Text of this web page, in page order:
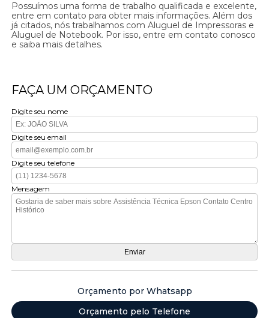
Possuímos uma forma de trabalho qualificada e excelente,
entre em contato para obter mais informações. Além dos
já citados, nós trabalhamos com Aluguel de Impressoras e
Aluguel de Notebook. Por isso, entre em contato conosco
e saiba mais detalhes.
FAÇA UM ORÇAMENTO
Digite seu nome
Digite seu email
Digite seu telefone
Mensagem
Orçamento por Whatsapp
Orçamento pelo Telefone